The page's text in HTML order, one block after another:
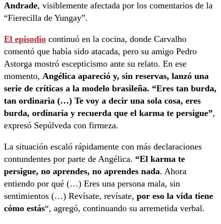
Andrade, visiblemente afectada por los comentarios de la
“Fierecilla de Yungay”.
El episodio continuó en la cocina, donde Carvalho
comentó que había sido atacada, pero su amigo Pedro
Astorga mostró escepticismo ante su relato. En ese
momento, Angélica apareció y, sin reservas, lanzó una
serie de críticas a la modelo brasileña. “Eres tan burda,
tan ordinaria (…) Te voy a decir una sola cosa, eres
burda, ordinaria y recuerda que el karma te persigue”,
expresó Sepúlveda con firmeza.
La situación escaló rápidamente con más declaraciones
contundentes por parte de Angélica. “El karma te
persigue, no aprendes, no aprendes nada. Ahora
entiendo por qué (…) Eres una persona mala, sin
sentimientos (…) Revísate, revísate, por eso la vida tiene
cómo estás“, agregó, continuando su arremetida verbal.